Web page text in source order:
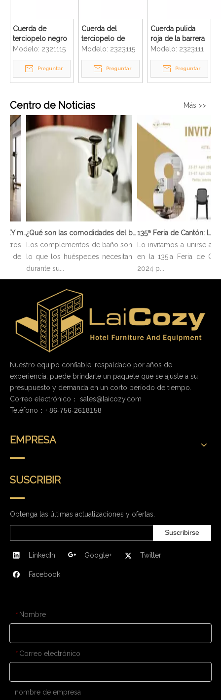
Cuerda de
terciopelo negro
con gancho Q de
32 mm Gancho
plateado Cuerda
de control de
alfombra roja
Modelo: 2321115
Preguntar
Cuerda del
terciopelo de
Stainchion del
hotel con el
gancho del acero
inoxidable para el
Modelo: 2323115
Preguntar
Cuerda pulida
roja de la barrera
de los puntales
del gancho del
control de
multitudes
Modelo: 2323111
Preguntar
Centro de Noticias Más >>
136ª Feria de Cantón: LAICOZY muestra el futuro de los muebles de hotel y los artículos de buffet
de
¿Qué son las comodidades del baño?
Los complementos de baño son
lo que los huéspedes necesitan
durante su...
Lo invitamos a unirse a
en la 135.a Feria de
2024 p...
Nuestro equipo confiable, respaldado por años de
experiencia, puede brindarle un paquete que se ajuste a su
presupuesto y demanda en un corto período de tiempo.
Correo electrónico： sales@laicozy.com
Teléfono：+ 86-756-2618158
EMPRESA
SUSCRIBIR
Obtenga las últimas actualizaciones y ofertas.
Suscribirse
LinkedIn Google+ Twitter
Facebook
* Nombre
* Correo electrónico
nombre de empresa